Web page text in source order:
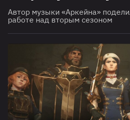
Автор музыки «Аркейна»
работе над вторым сезоном